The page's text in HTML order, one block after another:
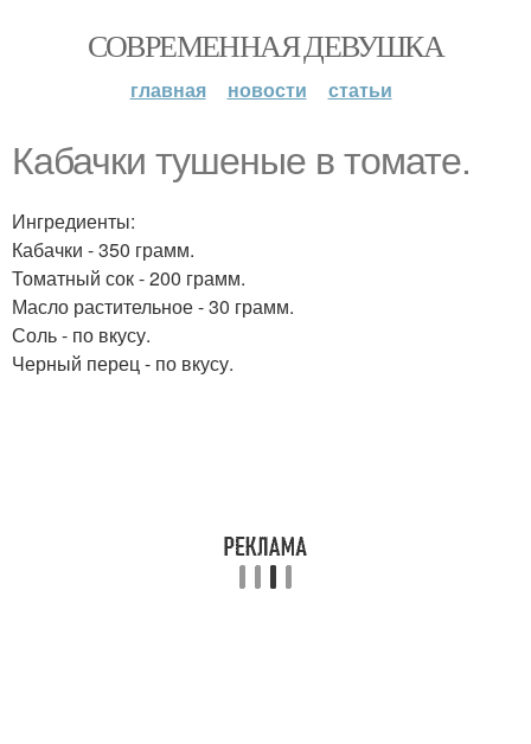
СОВРЕМЕННАЯ ДЕВУШКА
главная новости статьи
Кабачки тушеные в томате.
Ингредиенты:
Кабачки - 350 грамм.
Томатный сок - 200 грамм.
Масло растительное - 30 грамм.
Соль - по вкусу.
Черный перец - по вкусу.